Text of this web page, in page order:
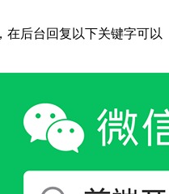
在后台回复以下关键字可以